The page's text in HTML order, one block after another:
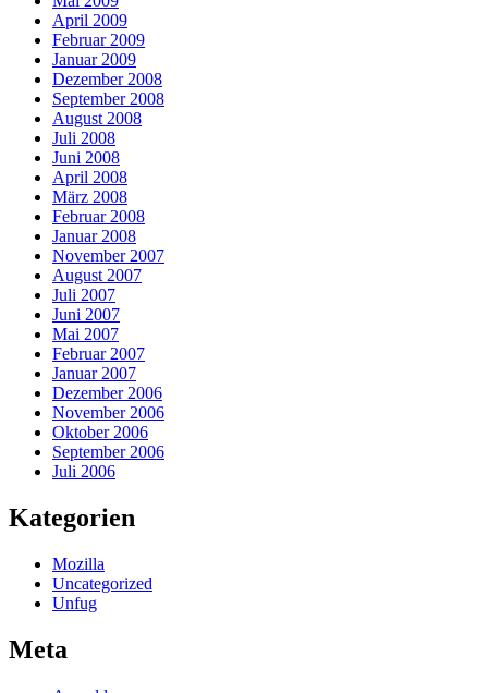
April 2009
Februar 2009
Januar 2009
Dezember 2008
September 2008
August 2008
Juli 2008
Juni 2008
April 2008
März 2008
Februar 2008
Januar 2008
November 2007
August 2007
Juli 2007
Juni 2007
Mai 2007
Februar 2007
Januar 2007
Dezember 2006
November 2006
Oktober 2006
September 2006
Juli 2006
Kategorien
Mozilla
Uncategorized
Unfug
Meta